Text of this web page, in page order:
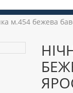
м.454 бежева